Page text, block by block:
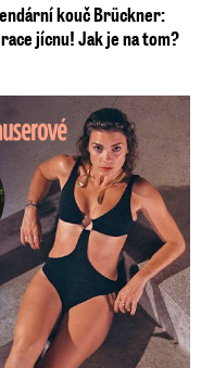
kouč Brückner:
jícnu! Jak je na tom?
že to táta nevidí